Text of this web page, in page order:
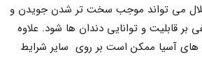
می تواند موجب سخت تر شدن جویدن و
بر قابلیت و توانایی دندان ها شود. علاوه
های آسیا ممکن است بر روی سایر شرایط